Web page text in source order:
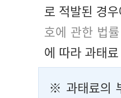
로 적발된 경
호에 관한 법
에 따라 과태
※ 과태료의